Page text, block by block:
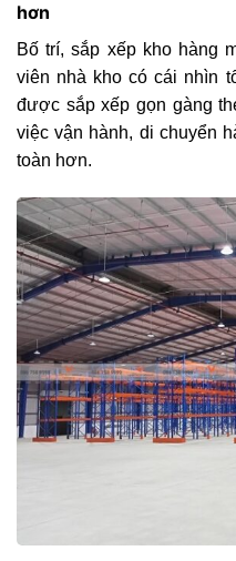
hơn
Bố trí, sắp xếp kho hàng
viên nhà kho có cái nhìn
được sắp xếp gọn gàng
việc vận hành, di chuyển
toàn hơn.